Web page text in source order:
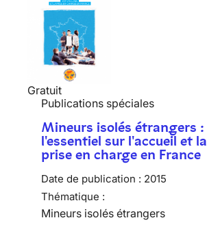
Gratuit
Publications spéciales
Mineurs isolés étrangers :
l'essentiel sur l'accueil et la
prise en charge en France
Date de publication : 2015
Thématique :
Mineurs isolés étrangers